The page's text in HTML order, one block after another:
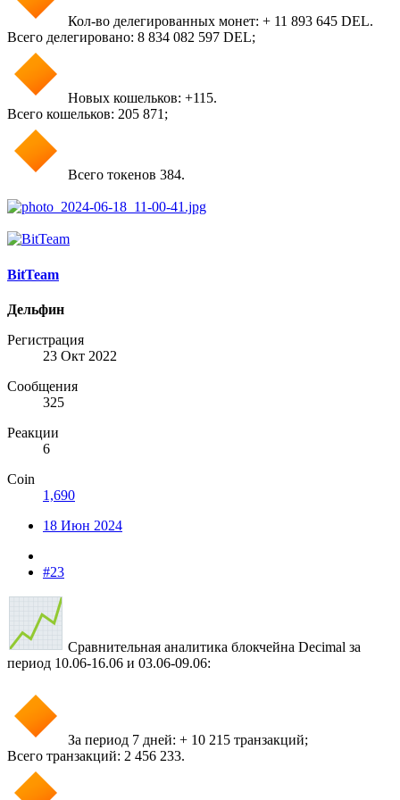
Кол-во делегированных монет: + 11 893 645 DEL.
Всего делегировано: 8 834 082 597 DEL;
Новых кошельков: +115.
Всего кошельков: 205 871;
Всего токенов 384.
BitTeam
Дельфин
Регистрация
23 Окт 2022
Сообщения
325
Реакции
6
Coin
1,690
18 Июн 2024
#23
Сравнительная аналитика блокчейна Decimal за
период 10.06-16.06 и 03.06-09.06:
За период 7 дней: + 10 215 транзакций;
Всего транзакций: 2 456 233.